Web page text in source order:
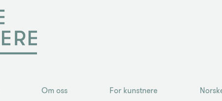
Om oss For kunstnere